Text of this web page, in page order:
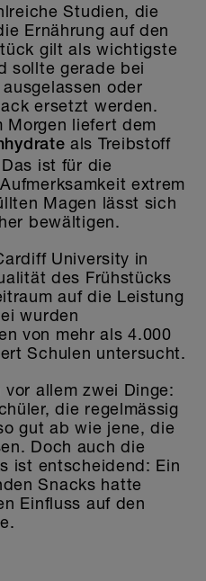
Studien, die
Ernährung auf den
gilt als wichtigste
sollte gerade bei
oder
ersetzt werden.
Morgen liefert dem
als Treibstoff
ist für die
extrem
Magen lässt sich
bewältigen.
University in
des Frühstücks
auf die Leistung
wurden
von mehr als 4.000
Schulen untersucht.
allem zwei Dinge:
die regelmässig
gut ab wie jene, die
Doch auch die
ist entscheidend: Ein
Snacks hatte
Einfluss auf den